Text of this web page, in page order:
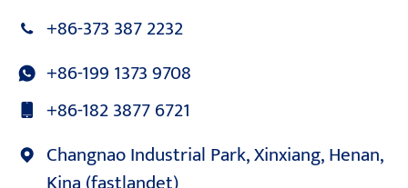
+86-373 387 2232
+86-199 1373 9708
+86-182 3877 6721
Changnao Industrial Park, Xinxiang, Henan,